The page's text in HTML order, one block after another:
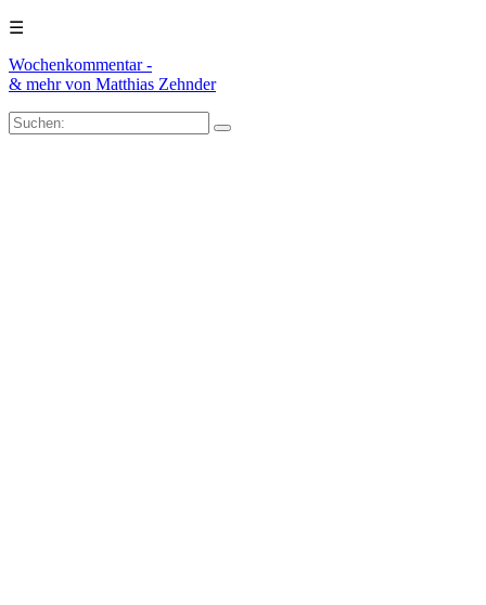
☰
Wochenkommentar -
& mehrvon Matthias Zehnder